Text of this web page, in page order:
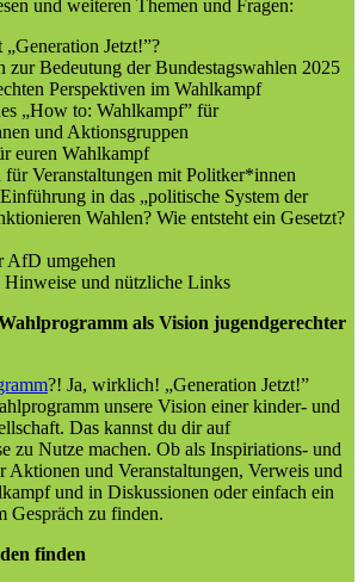
und weiteren Themen und Fragen:
Jetzt!”?
zur Bedeutung der Bundestagswahlen 2025
Perspektiven im Wahlkampf
„How to: Wahlkampf” für
und Aktionsgruppen
euren Wahlkampf
Veranstaltungen mit Politker*innen
in das „politische System der
Wahlen? Wie entsteht ein Gesetzt?
AfD umgehen
Hinweise und nützliche Links
als Vision jugendgerechter
?! Ja, wirklich! „Generation Jetzt!”
unsere Vision einer kinder- und
Das kannst du dir auf
zu Nutze machen. Ob als Inspiriations- und
Aktionen und Veranstaltungen, Verweis und
und in Diskussionen oder einfach ein
Gespräch zu finden.
finden